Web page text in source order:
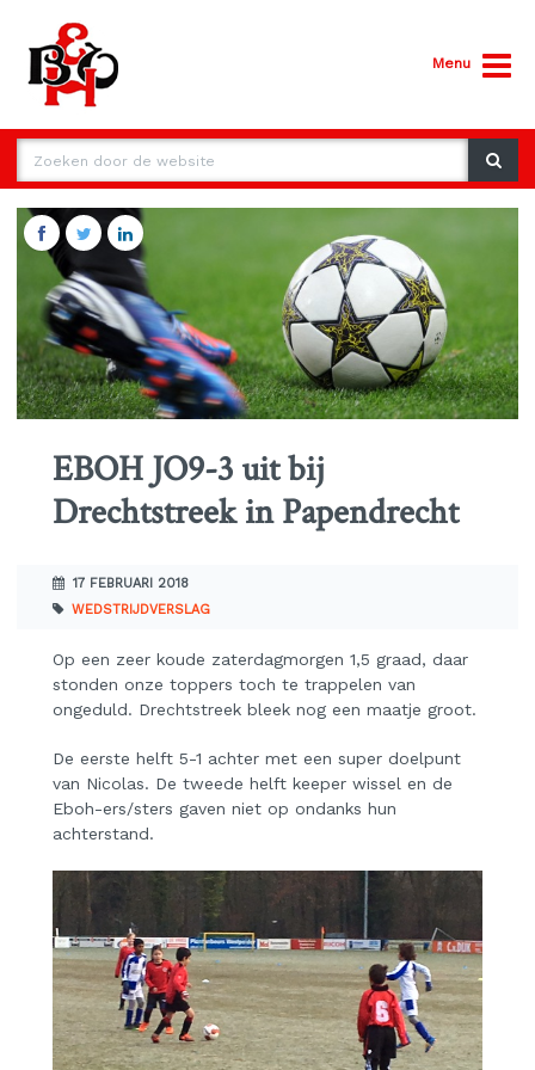
Menu
EBOH JO9-3 uit bij
Drechtstreek in Papendrecht
17 FEBRUARI 2018
WEDSTRIJDVERSLAG
Op een zeer koude zaterdagmorgen 1,5 graad, daar
stonden onze toppers toch te trappelen van
ongeduld. Drechtstreek bleek nog een maatje groot.
De eerste helft 5-1 achter met een super doelpunt
van Nicolas. De tweede helft keeper wissel en de
Eboh-ers/sters gaven niet op ondanks hun
achterstand.